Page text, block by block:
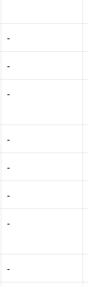
-
-
-
-
-
-
-
-